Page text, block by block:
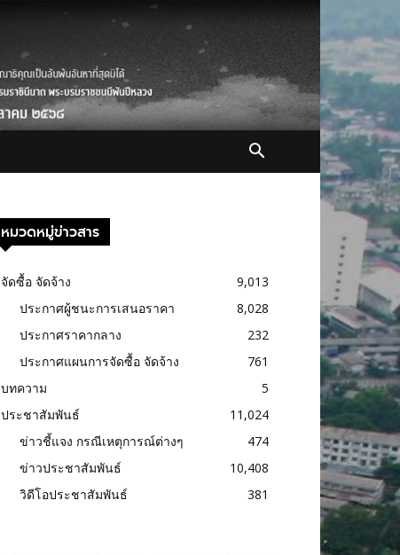
หมวดหมู่ข่าวสาร
จัดซื้อ จัดจ้าง
9,013
ประกาศผู้ชนะการเสนอราคา
8,028
ประกาศราคากลาง
232
ประกาศแผนการจัดซื้อ จัดจ้าง
761
บทความ
5
ประชาสัมพันธ์
11,024
ข่าวชี้แจง กรณีเหตุการณ์ต่างๆ
474
ข่าวประชาสัมพันธ์
10,408
วิดีโอประชาสัมพันธ์
381